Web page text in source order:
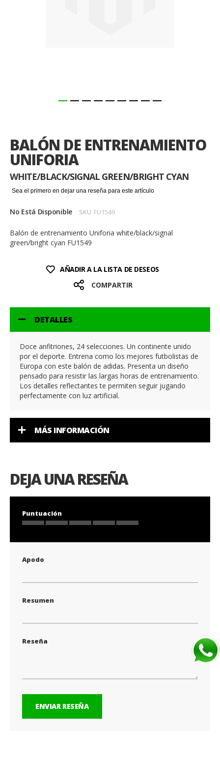
BALÓN DE ENTRENAMIENTO
UNIFORIA
WHITE/BLACK/SIGNAL GREEN/BRIGHT CYAN
Sea el primero en dejar una reseña para este artículo
No Está Disponible SKU FU1549
Balón de entrenamiento Uniforia white/black/signal
green/bright cyan FU1549
AÑADIR A LA LISTA DE DESEOS
COMPARTIR
de
la
galería
de
imágenes
DETALLES
Doce anfitriones, 24 selecciones. Un continente unido
por el deporte. Entrena como los mejores futbolistas de
Europa con este balón de adidas. Presenta un diseño
pensado para resistir las largas horas de entrenamiento.
Los detalles reflectantes te permiten seguir jugando
perfectamente con luz artificial.
MÁS INFORMACIÓN
DEJA UNA RESEÑA
Puntuación
star
stars
stars
stars
stars
Apodo
Resumen
Reseña
ENVIAR RESEÑA